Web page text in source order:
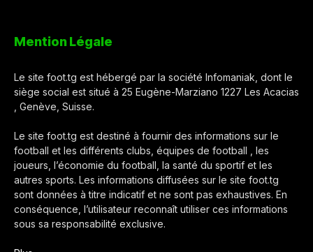
Mention Légale
Le site foot.tg est hébergé par la société Infomaniak, dont le
siège social est situé à 25 Eugène-Marziano 1227 Les Acacias
, Genève, Suisse.
Le site foot.tg est destiné à fournir des informations sur le
football et les différents clubs, équipes de football , les
joueurs, l’économie du football, la santé du sportif et les
autres sports. Les informations diffusées sur le site foot.tg
sont données à titre indicatif et ne sont pas exhaustives. En
conséquence, l’utilisateur reconnaît utiliser ces informations
sous sa responsabilité exclusive.